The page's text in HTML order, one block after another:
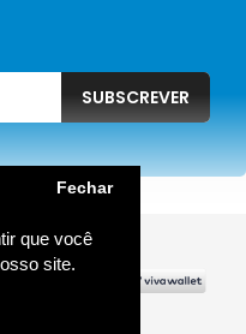
que você
site.
Fechar
SUBSCREVER